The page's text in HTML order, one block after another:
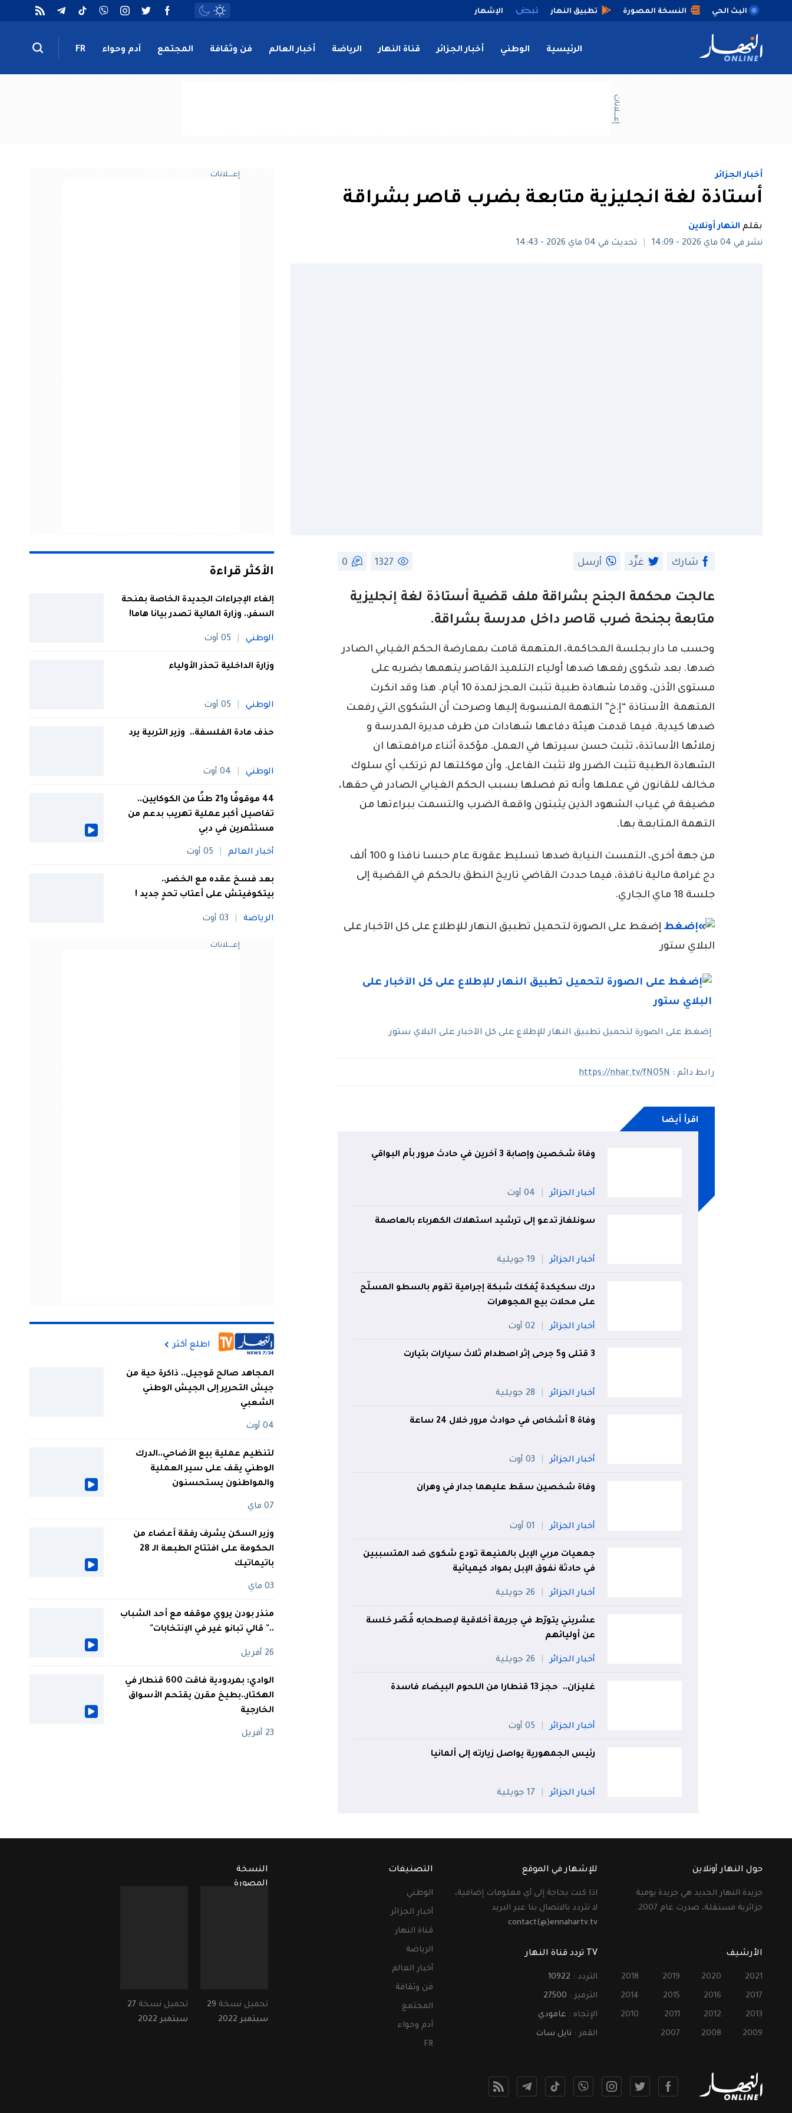
البث الحي النسخة المصورة تطبيق النهار الإشهار
الرئيسية الوطني أخبار الجزائر قناة النهار الرياضة أخبار العالم فن وثقافة المجتمع آدم وحواء FR
إعــــلانات
أخبار الجزائر
أستاذة لغة انجليزية متابعة بضرب قاصر بشراقة
بقلم النهار أونلاين
نشر في 04 ماي 2026 - 14:09
تحديث في 04 ماي 2026 - 14:43
شارك غرِّد أرسل 1327
0
عالجت محكمة الجنح بشراقة ملف قضية أستاذة لغة إنجليزية
متابعة بجنحة ضرب قاصر داخل مدرسة بشراقة.
وحسب ما دار بجلسة المحاكمة، المتهمة قامت بمعارضة الحكم الغيابي الصادر
ضدها. بعد شكوى رفعها ضدها أولياء التلميذ القاصر يتهمها بضربه على
مستوى الأذن، وقدما شهادة طبية تثبت العجز لمدة 10 أيام. هذا وقد انكرت
المتهمة الأستاذة “إ.خ” التهمة المنسوبة إليها وصرحت أن الشكوى التي رفعت
ضدها كيدية. فيما قدمت هيئة دفاعها شهادات من طرف مديرة المدرسة و
زملائها الأساتذة، تثبت حسن سيرتها في العمل. مؤكدة أثناء مرافعتها ان
الشهادة الطبية تثبت الضرر ولا تثبت الفاعل. وأن موكلتها لم ترتكب أي سلوك
مخالف للقانون في عملها وأنه تم فصلها بسبب الحكم الغيابي الصادر في حقها،
مضيفة في غياب الشهود الذين يثبتون واقعة الضرب والتسمت ببراءتها من
التهمة المتابعة بها.
من جهة أخرى، التمست النيابة ضدها تسليط عقوبة عام حبسا نافذا و 100 ألف
دج غرامة مالية نافذة، فيما حددت القاضي تاريخ النطق بالحكم في القضية إلى
جلسة 18 ماي الجاري.
إضغط على الصورة لتحميل تطبيق النهار للإطلاع على كل الآخبار على
البلاي ستور
إضغط على الصورة لتحميل تطبيق النهار للإطلاع على كل الآخبار على البلاي ستور
رابط دائم :https://nhar.tv/fNO5N
اقرأ أيضا
وفاة شخصين وإصابة 3 آخرين في حادث مرور بأم البواقي
أخبار الجزائر 04 أوت
سونلغاز تدعو إلى ترشيد استهلاك الكهرباء بالعاصمة
أخبار الجزائر 19 جويلية
درك سكيكدة يُفكك شبكة إجرامية تقوم بالسطو المسلّح
على محلات بيع المجوهرات
أخبار الجزائر 02 أوت
3 قتلى و5 جرحى إثر اصطدام ثلاث سيارات بتيارت
أخبار الجزائر 28 جويلية
وفاة 8 أشخاص في حوادث مرور خلال 24 ساعة
أخبار الجزائر 03 أوت
وفاة شخصين سقط عليهما جدار في وهران
أخبار الجزائر 01 أوت
جمعيات مربي الإبل بالمنيعة تودع شكوى ضد المتسببين
في حادثة نفوق الإبل بمواد كيميائية
أخبار الجزائر 26 جويلية
عشريني يتورّط في جريمة أخلاقية لإصطحابه قُصّر خلسة
عن أوليائهم
أخبار الجزائر 26 جويلية
غليزان.. حجز 13 قنطارا من اللحوم البيضاء فاسدة
أخبار الجزائر 05 أوت
رئيس الجمهورية يواصل زيارته إلى ألمانيا
أخبار الجزائر 17 جويلية
إعــــلانات
الأكثر قراءة
إلغاء الإجراءات الجديدة الخاصة بمنحة
السفر.. وزارة المالية تصدر بيانا هاما!
الوطني 05 أوت
وزارة الداخلية تحذر الأولياء
الوطني 05 أوت
حذف مادة الفلسفة.. وزير التربية يرد
الوطني 04 أوت
44 موقوفًا و21 طنًا من الكوكايين..
تفاصيل أكبر عملية تهريب بدعم من
مستثمرين في دبي
أخبار العالم 05 أوت
بعد فسخ عقده مع الخضر..
بيتكوفيتش على أعتاب تحدٍ جديد !
الرياضة 03 أوت
إعــــلانات
اطلع أكثر
المجاهد صالح قوجيل.. ذاكرة حية من
جيش التحرير إلى الجيش الوطني
الشعبي
04 أوت
لتنظيم عملية بيع الأضاحي..الدرك
الوطني يقف على سير العملية
والمواطنون يستحسنون
07 ماي
وزير السكن يشرف رفقة أعضاء من
الحكومة على افتتاح الطبعة الـ 28
باتيماتيك
03 ماي
منذر بودن يروي موقفه مع أحد الشباب
.." قالي تبانو غير في الإنتخابات"
26 أفريل
الوادي: بمردودية فاقت 600 قنطار في
الهكتار..بطيخ مقرن يقتحم الأسواق
الخارجية
23 أفريل
حول النهار أونلاين
جريدة النهار الجديد هي جريدة يومية
جزائرية مستقلة، صدرت عام 2007.
للإشهار في الموقع
اذا كنت بحاجة إلى أي معلومات إضافية،
لا تتردد بالاتصال بنا عبر البريد
contact(@)ennahartv.tv
الأرشيف
2021
2020
2019
2018
2017
2016
2015
2014
2013
2012
2011
2010
2009
2008
2007
TV تردد قناة النهار
التردد : 10922
الترميز : 27500
الإتجاه : عامودي
القمر : نايل سات
التصنيفات
الوطني
أخبار الجزائر
قناة النهار
الرياضة
أخبار العالم
فن وثقافة
المجتمع
آدم وحواء
FR
النسخة
المصورة
تحميل نسخة 29
سبتمبر 2022
تحميل نسخة 27
سبتمبر 2022